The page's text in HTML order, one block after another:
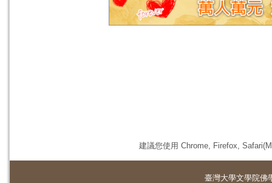
建議您使用 Chrome, Firefox,
臺灣大學文學院佛